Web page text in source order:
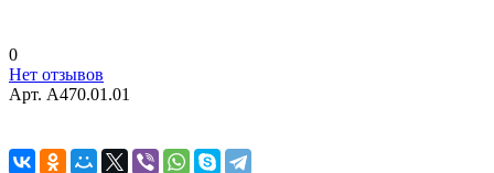
0
Нет отзывов
Арт. A470.01.01